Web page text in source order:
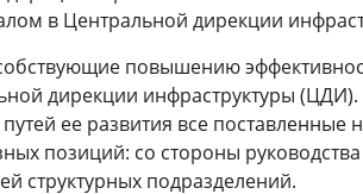
Гости спортивно-музыкального
фестиваля «Достигая цели!»
познакомились с Корпоративным
университетом РЖД
в Центральной дирекции
повышению
дирекции инфраструктуры (ЦДИ).
ее развития все поставленные
позиций: со стороны
структурных подразделений.